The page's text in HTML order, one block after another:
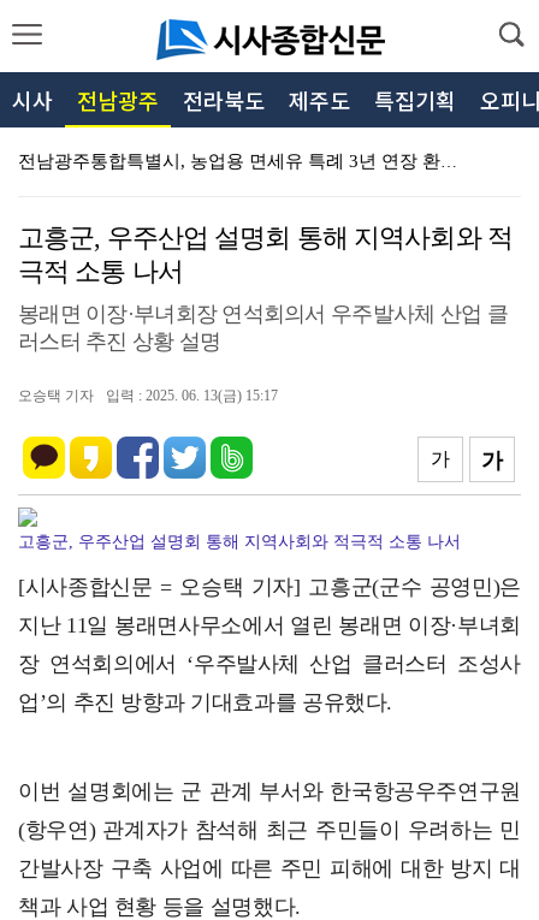
시사 전남광주 전라북도 제주도 특집기획 오피
전남광주통합특별시, 농업용 면세유 특례 3년 연장 환영…
제주특별자치도, 해외동포 선수단 입국부터 출국까지 국가…
제주특별자치도, 여름철 수상안전사고 예방 특별 대책회으…
제주특별자치도, 2026년 제주 공공데이터 AI활용 창…
고흥군, 우주산업 설명회 통해 지역사회와 적
극적 소통 나서
봉래면 이장·부녀회장 연석회의서 우주발사체 산업 클
러스터 추진 상황 설명
오승택 기자 입력 : 2025. 06. 13(금) 15:17
가
가
고흥군, 우주산업 설명회 통해 지역사회와 적극적 소통 나서
[시사종합신문 = 오승택 기자] 고흥군(군수 공영민)은
지난 11일 봉래면사무소에서 열린 봉래면 이장·부녀회
장 연석회의에서 ‘우주발사체 산업 클러스터 조성사
업’의 추진 방향과 기대효과를 공유했다.
이번 설명회에는 군 관계 부서와 한국항공우주연구원
(항우연) 관계자가 참석해 최근 주민들이 우려하는 민
간발사장 구축 사업에 따른 주민 피해에 대한 방지 대
책과 사업 현황 등을 설명했다.